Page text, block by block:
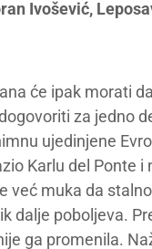
Ivošević,
će ipak morati
za jedno
ujedinjene
Karlu del Ponte
već muka da
dalje poboljeva.
ga promenila.